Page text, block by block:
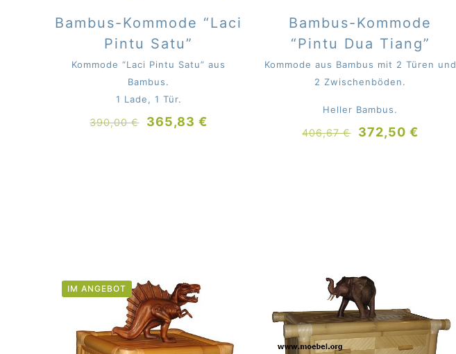
Bambus-Kommode “Laci
Pintu Satu”
Kommode “Laci Pintu Satu” aus
Bambus.
1 Lade, 1 Tür.
390,00€
Ursprünglicher
365,83€
Bambus-Kommode
“Pintu Dua Tiang”
Kommode aus Bambus mit 2 Türen und
2 Zwischenböden.
Heller Bambus.
406,67€
Ursprünglicher
372,50€
IM ANGEBOT